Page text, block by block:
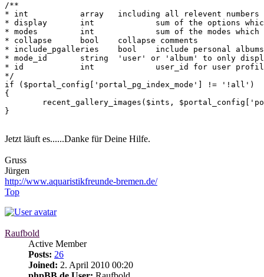
/**
* int		array	including all relevent numbers for rows, columns and stuff like that,
* display	int		sum of the options which should be displayed, see gallery/includes/constants.php "// Display-options for RRC-Feature" for values
* modes		int		sum of the modes which should be displayed, see gallery/includes/constants.php "// Mode-options for RRC-Feature" for values
* collapse	bool	collapse comments
* include_pgalleries	bool	include personal albums
* mode_id	string	'user' or 'album' to only display images of a certain user or album
* id		int		user_id for user profile or album_id for view of recent and random images
*/
if ($portal_config['portal_pg_index_mode'] != '!all')
{
}
Jetzt läuft es......Danke für Deine Hilfe.
Gruss
Jürgen
http://www.aquaristikfreunde-bremen.de/
Top
Raufbold
Active Member
Posts: 26
Joined: 2. April 2010 00:20